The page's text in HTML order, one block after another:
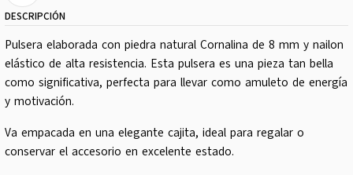
DESCRIPCIÓN
Pulsera elaborada con piedra natural Cornalina de 8 mm y nailon
elástico de alta resistencia. Esta pulsera es una pieza tan bella
como significativa, perfecta para llevar como amuleto de energía
y motivación.
Va empacada en una elegante cajita, ideal para regalar o
conservar el accesorio en excelente estado.